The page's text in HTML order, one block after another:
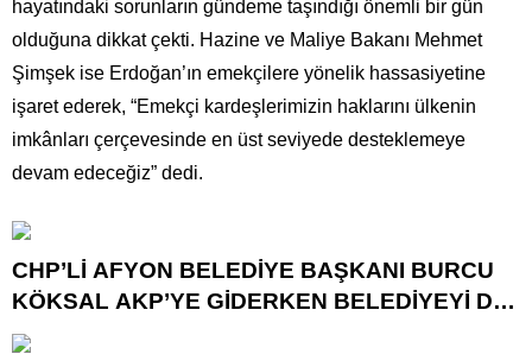
hayatındaki sorunların gündeme taşındığı önemli bir gün
olduğuna dikkat çekti. Hazine ve Maliye Bakanı Mehmet
Şimşek ise Erdoğan’ın emekçilere yönelik hassasiyetine
işaret ederek, “Emekçi kardeşlerimizin haklarını ülkenin
imkânları çerçevesinde en üst seviyede desteklemeye
devam edeceğiz” dedi.
CHP’Lİ AFYON BELEDİYE BAŞKANI BURCU
KÖKSAL AKP’YE GİDERKEN BELEDİYEYİ DE
GÖTÜRÜYOR!